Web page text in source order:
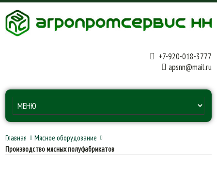
+7-920-018-3777
apsnn@mail.ru
Главная
Мясное оборудование
Производство мясных полуфабрикатов